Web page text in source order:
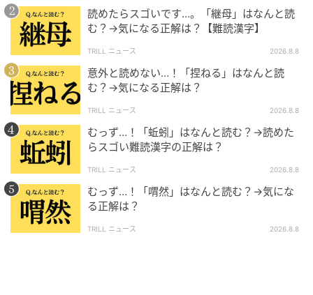
読めたらスゴいです…。「継母」はなんと読
む？→気になる正解は？【難読漢字】
TRILL ニュース 2026.8.8
意外と読めない…！「捏ねる」はなんと読
む？→気になる正解は？
TRILL ニュース 2026.8.8
むっず…！「蚯蚓」はなんと読む？→読めた
らスゴい難読漢字の正解は？
TRILL ニュース 2026.8.8
むっず…！「喟然」はなんと読む？→気にな
る正解は？
TRILL ニュース 2026.8.8